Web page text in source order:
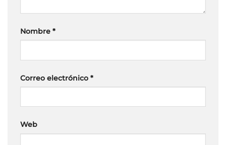
Nombre *
Correo electrónico *
Web